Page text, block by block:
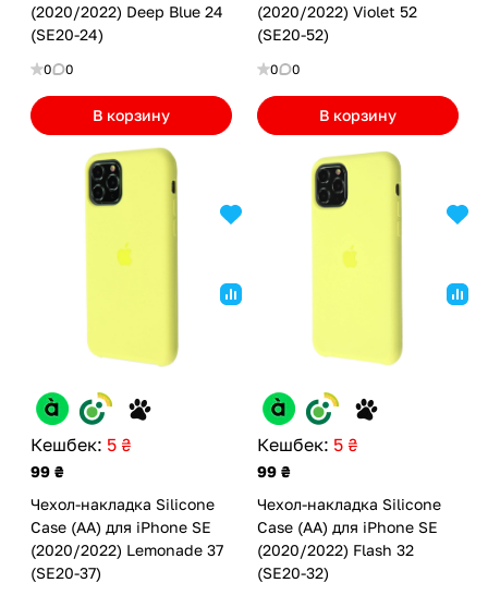
(2020/2022) Deep Blue 24
(SE20-24)
0 0
В корзину
(2020/2022) Violet 52
(SE20-52)
0 0
В корзину
Кешбек: 5 ₴
99 ₴
Чехол-накладка Silicone
Case (AA) для iPhone SE
(2020/2022) Lemonade 37
(SE20-37)
Кешбек: 5 ₴
99 ₴
Чехол-накладка Silicone
Case (AA) для iPhone SE
(2020/2022) Flash 32
(SE20-32)